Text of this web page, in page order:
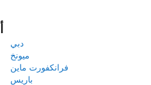
دبي
ميونخ
فرانكفورت ماين
باريس